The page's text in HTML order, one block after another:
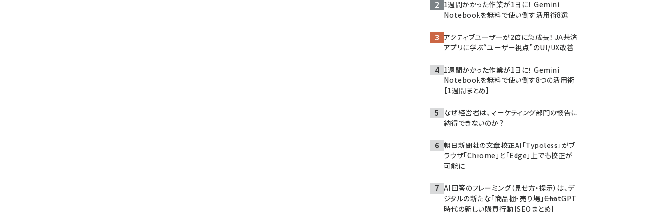
1週間かかった作業が1日に！ Gemini
Notebookを無料で使い倒す活用術8選
アクティブユーザーが2倍に急成長！ JA共済
アプリに学ぶ“ユーザー視点”のUI/UX改善
1週間かかった作業が1日に！ Gemini
Notebookを無料で使い倒す8つの活用術
【1週間まとめ】
なぜ経営者は、マーケティング部門の報告に
納得できないのか？
朝日新聞社の文章校正AI「Typoless」がブ
ラウザ「Chrome」と「Edge」上でも校正が
可能に
AI回答のフレーミング（見せ方・提示）は、デ
ジタルの新たな「商品棚・売り場」――ChatGPT
時代の新しい購買行動【SEOまとめ】